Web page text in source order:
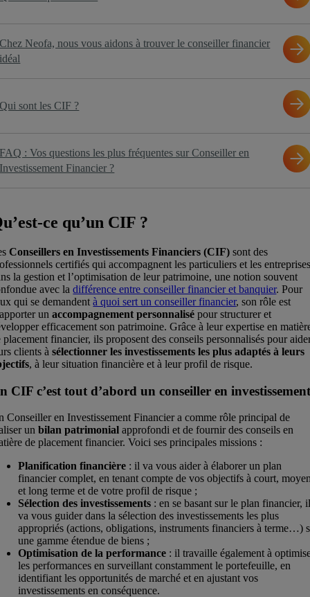
Chez Neofa, nous vous aidons à trouver le conseiller financier
idéal
Qui sont les CIF ?
FAQ : Vos questions les plus fréquentes sur Conseiller en
Investissement Financier ?
ce qu’un CIF ?
Conseillers en Investissements Financiers (CIF) sont des
certifiés qui accompagnent les particuliers et les
la gestion et l’optimisation de leur patrimoine, une notion souvent
avec ladifférence entre conseiller financier et banquier. Pour
qui se demandentà quoi sert un conseiller financier, son rôle est
unaccompagnement personnalisé pour structurer et
efficacement son patrimoine. Grâce à leur expertise en
placement financier, ils proposent des conseils personnalisés pour
clients àsélectionner les investissements les plus adaptés à leurs
, à leur situation financière et à leur profil de risque.
CIF c’est tout d’abord un conseiller en
Conseiller en Investissement Financier a comme rôle principal de
unbilan patrimonial approfondi et de fournir des conseils en
de placement financier. Voici ses principales missions :
Planification financière : il va vous aider à élaborer un plan
financier complet, en tenant compte de vos objectifs à court,
et long terme et de votre profil de risque ;
Sélection des investissements : en se basant sur le plan financier,
va vous guider dans la sélection des investissements les plus
appropriés (actions, obligations, instruments financiers à terme…)
une gamme étendue de biens ;
Optimisation de la performance : il travaille également à
les performances en surveillant constamment le portefeuille, en
identifiant les opportunités de marché et en ajustant vos
investissements en conséquence.